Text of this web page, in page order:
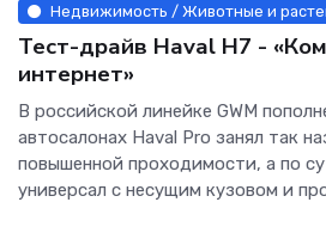
Недвижимость / Животные и
Тест-драйв Haval H7 -
интернет»
В российской линейке GWM
автосалонах Haval Pro занял так
повышенной проходимости, а по
универсал с несущим кузовом и